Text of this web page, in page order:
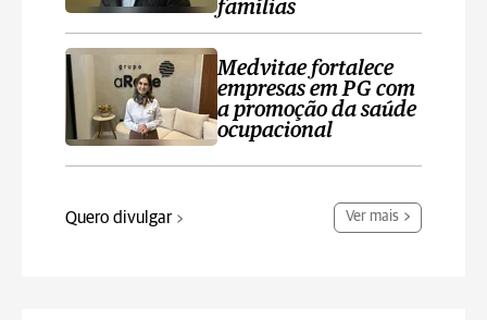
famílias
Medvitae fortalece
empresas em PG com
a promoção da saúde
ocupacional
Quero divulgar Ver mais